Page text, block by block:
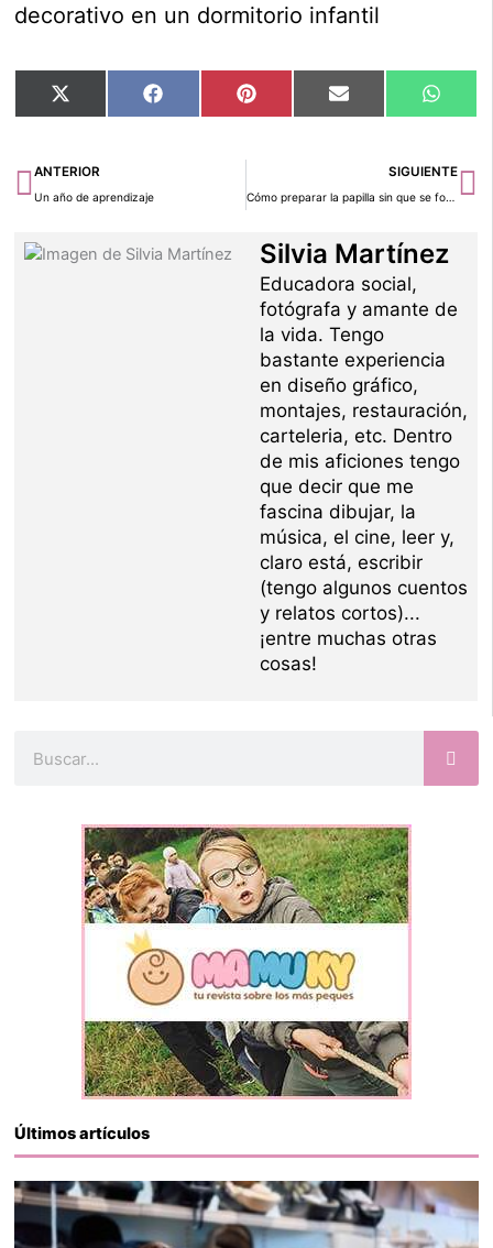
decorativo en un dormitorio infantil
Compartir
en
X
(Twitter)
Compartir
en
Facebook Compartir
en
Pinterest Compartir
en
Email
en
Ant
ANTERIOR
Un año de aprendizaje
SIGUIENTE
Cómo preparar la papilla sin que se formen grumos
Silvia Martínez
Educadora social,
fotógrafa y amante de
la vida. Tengo
bastante experiencia
en diseño gráfico,
montajes, restauración,
carteleria, etc. Dentro
de mis aficiones tengo
que decir que me
fascina dibujar, la
música, el cine, leer y,
claro está, escribir
(tengo algunos cuentos
y relatos cortos)...
¡entre muchas otras
cosas!
Últimos artículos